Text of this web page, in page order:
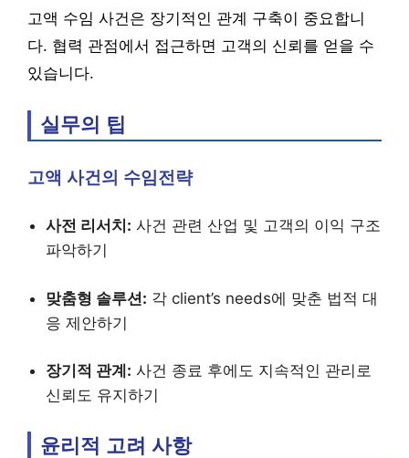
고액 수임 사건은 장기적인 관계 구축이 중요합니
다. 협력 관점에서 접근하면 고객의 신뢰를 얻을 수
있습니다.
실무의 팁
고액 사건의 수임전략
사전 리서치: 사건 관련 산업 및 고객의 이익 구조
파악하기
맞춤형 솔루션: 각 client’s needs에 맞춘 법적 대
응 제안하기
장기적 관계: 사건 종료 후에도 지속적인 관리로
신뢰도 유지하기
윤리적 고려 사항